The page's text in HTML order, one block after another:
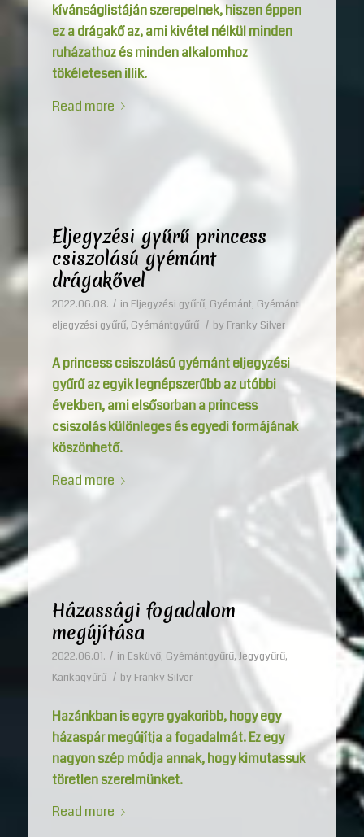
kívánságlistáján szerepelnek, hiszen éppen
ez a drágakő az, ami kivétel nélkül minden
ruházathoz és minden alkalomhoz
tökéletesen illik.
Read more
Eljegyzési gyűrű princess
csiszolású gyémánt
drágakővel
2022.06.08. / in Eljegyzési gyűrű, Gyémánt, Gyémánt
eljegyzési gyűrű, Gyémántgyűrű / by Franky Silver
A princess csiszolású gyémánt eljegyzési
gyűrű az egyik legnépszerűbb az utóbbi
években, ami elsősorban a princess
csiszolás különleges és egyedi formájának
köszönhető.
Read more
Házassági fogadalom
megújítása
2022.06.01. / in Esküvő, Gyémántgyűrű, Jegygyűrű,
Karikagyűrű / by Franky Silver
Hazánkban is egyre gyakoribb, hogy egy
házaspár megújítja a fogadalmát. Ez egy
nagyon szép módja annak, hogy kimutassuk
töretlen szerelmünket.
Read more